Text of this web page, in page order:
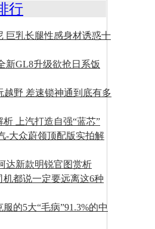
行
巨乳长腿性感身材诱惑十
新GL8升级欲抢日系饭
越野 差速锁神通到底有多
上汽打造自强“蓝芯”
-大众蔚领顶配版实拍解
达新款明锐官图赏析
机都说一定要远离这6种
的5大“毛病”91.3%的中